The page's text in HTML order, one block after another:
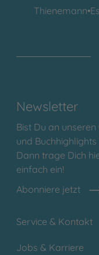
Thienemann•
Newsletter
Bist Du an unseren
und
Dann trage Dich
einfach ein!
Abonniere jetzt
Service & Kontakt
Jobs & Karriere